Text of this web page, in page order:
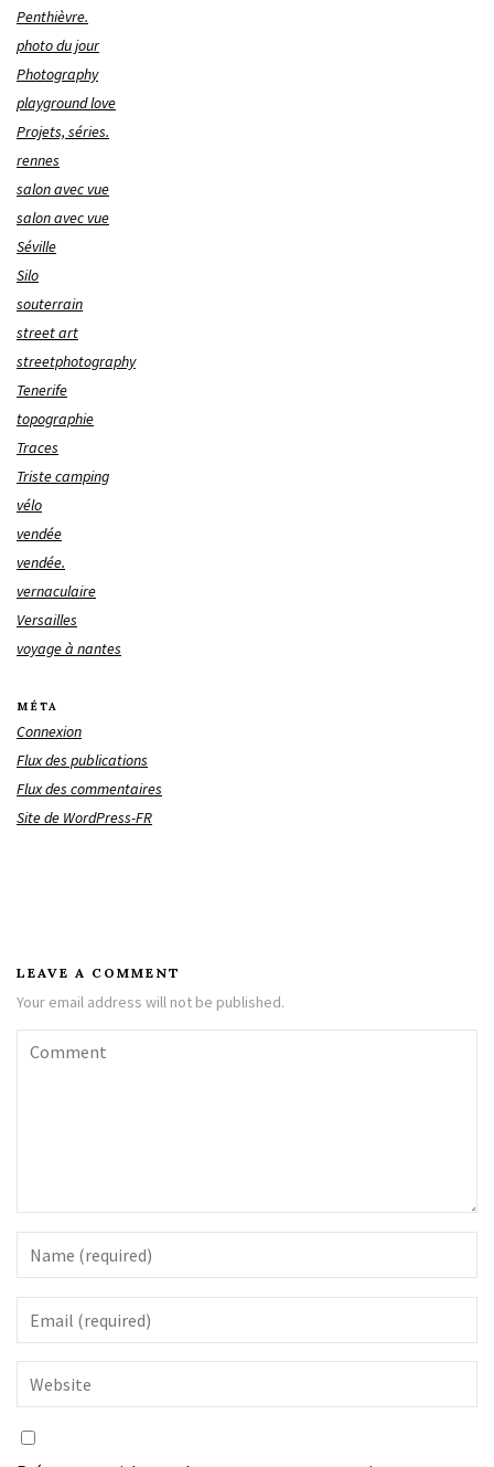
Penthièvre.
photo du jour
Photography
playground love
Projets, séries.
rennes
salon avec vue
salon avec vue
Séville
Silo
souterrain
street art
streetphotography
Tenerife
topographie
Traces
Triste camping
vélo
vendée
vendée.
vernaculaire
Versailles
voyage à nantes
MÉTA
Connexion
Flux des publications
Flux des commentaires
Site de WordPress-FR
LEAVE A COMMENT
Your email address will not be published.